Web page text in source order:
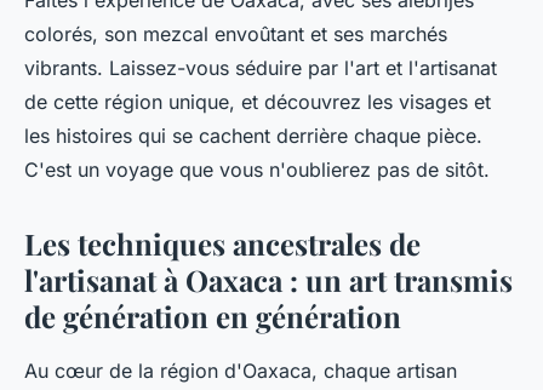
colorés, son mezcal envoûtant et ses marchés
vibrants. Laissez-vous séduire par l'art et l'artisanat
de cette région unique, et découvrez les visages et
les histoires qui se cachent derrière chaque pièce.
C'est un voyage que vous n'oublierez pas de sitôt.
Les techniques ancestrales de
l'artisanat à Oaxaca : un art transmis
de génération en génération
Au cœur de la région d'Oaxaca, chaque artisan